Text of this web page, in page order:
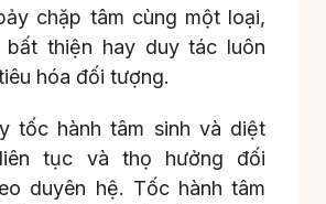
chặp tâm cùng một loại,
bất thiện hay duy tác luôn
hóa đối tượng.
tốc hành tâm sinh và diệt
tục và thọ hưởng đối
duyên hệ. Tốc hành tâm